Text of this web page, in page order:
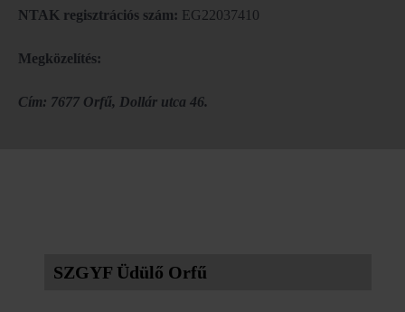
NTAK regisztrációs szám: EG22037410
Megközelítés:
Cím: 7677 Orfű, Dollár utca 46.
SZGYF Üdülő Orfű